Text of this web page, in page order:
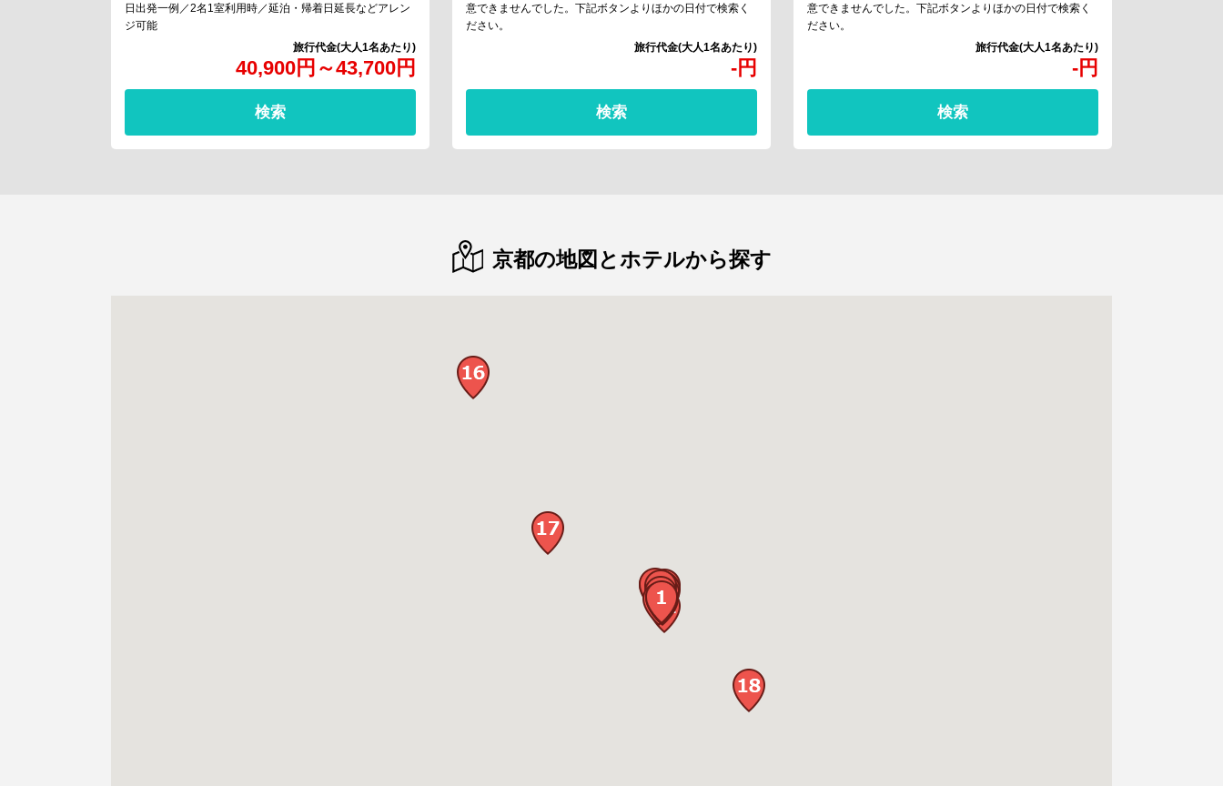
40,900円 ～43,700円
日出発一例／2名1室利用時／延泊・帰着日延長などアレン
ジ可能
検索
-円
意できませんでした。下記ボタンよりほかの日付で検索く
ださい。
検索
-円
意できませんでした。下記ボタンよりほかの日付で検索く
ださい。
検索
京都の地図とホテルから探す